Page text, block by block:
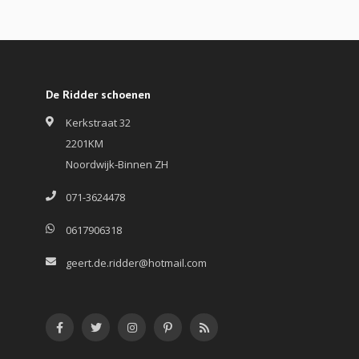
De Ridder schoenen
Kerkstraat 32
2201KM
Noordwijk-Binnen ZH
071-3624478
0617906318
geert.de.ridder@hotmail.com